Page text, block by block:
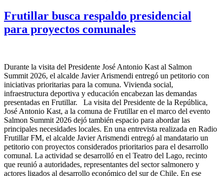
Frutillar busca respaldo presidencial
para proyectos comunales
Durante la visita del Presidente José Antonio Kast al Salmon
Summit 2026, el alcalde Javier Arismendi entregó un petitorio con
iniciativas prioritarias para la comuna. Vivienda social,
infraestructura deportiva y educación encabezan las demandas
presentadas en Frutillar. La visita del Presidente de la República,
José Antonio Kast, a la comuna de Frutillar en el marco del evento
Salmon Summit 2026 dejó también espacio para abordar las
principales necesidades locales. En una entrevista realizada en Radio
Frutillar FM, el alcalde Javier Arismendi entregó al mandatario un
petitorio con proyectos considerados prioritarios para el desarrollo
comunal. La actividad se desarrolló en el Teatro del Lago, recinto
que reunió a autoridades, representantes del sector salmonero y
actores ligados al desarrollo económico del sur de Chile. En ese